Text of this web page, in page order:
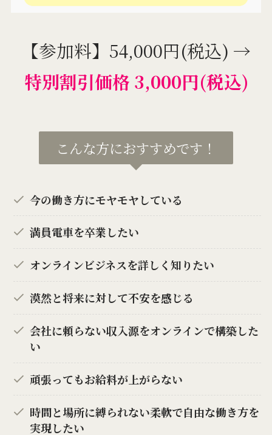
【参加料】54,000円(税込) →
特別割引価格 3,000円(税込)
こんな方におすすめです！
今の働き方にモヤモヤしている
満員電車を卒業したい
オンラインビジネスを詳しく知りたい
漠然と将来に対して不安を感じる
会社に頼らない収入源をオンラインで構築した
い
頑張ってもお給料が上がらない
時間と場所に縛られない柔軟で自由な働き方を
実現したい